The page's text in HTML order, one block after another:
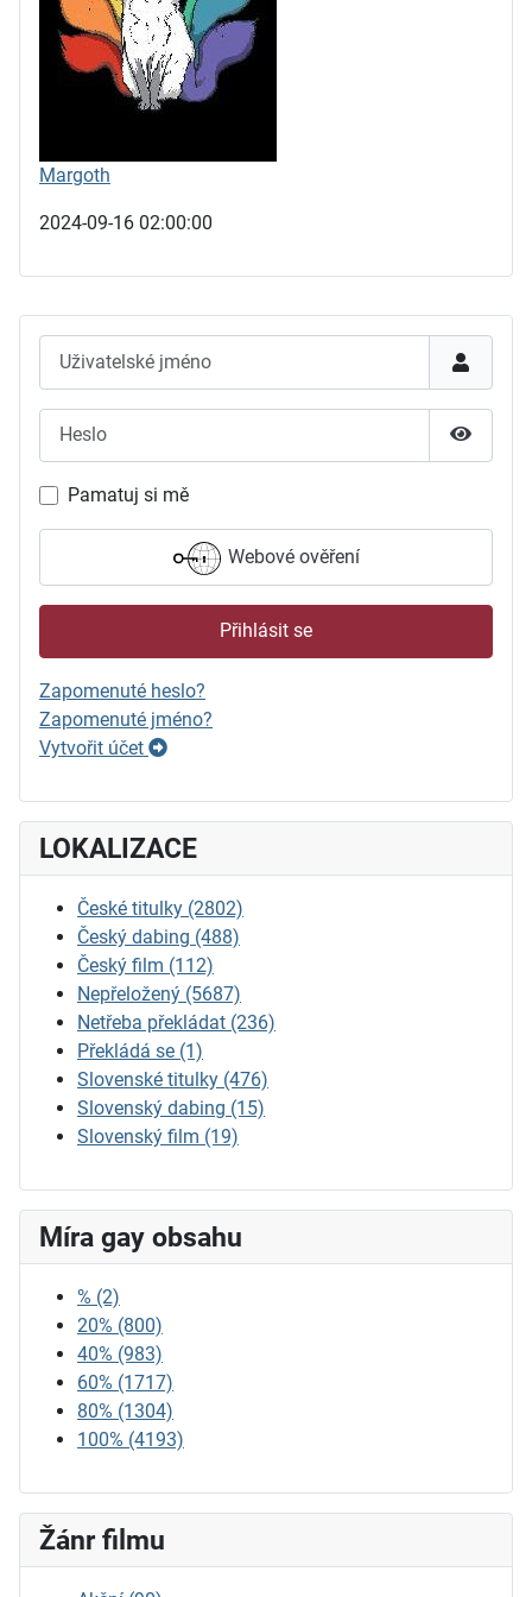
Pamatuj si mě
Webové ověření
Přihlásit se
Zapomenuté heslo?
Zapomenuté jméno?
Vytvořit účet
LOKALIZACE
České titulky (2802)
Český dabing (488)
Český film (112)
Nepřeložený (5687)
Netřeba překládat (236)
Překládá se (1)
Slovenské titulky (476)
Slovenský dabing (15)
Slovenský film (19)
Míra gay obsahu
% (2)
20% (800)
40% (983)
60% (1717)
80% (1304)
100% (4193)
Žánr filmu
Margoth
2024-09-16 02:00:00